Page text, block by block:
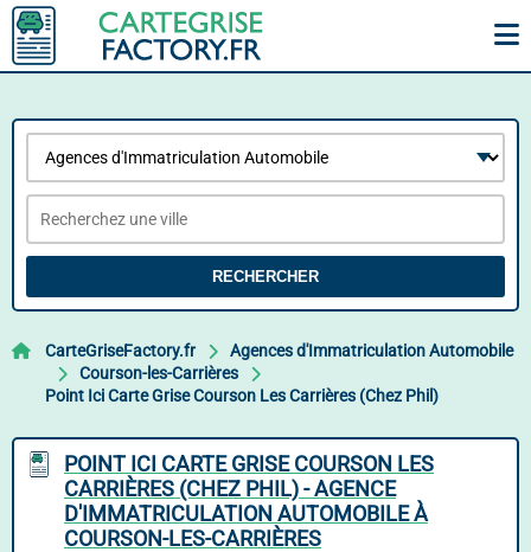
RECHERCHER
CarteGriseFactory.fr
Agences d'Immatriculation Automobile
Courson-les-Carrières
Point Ici Carte Grise Courson Les Carrières (Chez Phil)
POINT ICI CARTE GRISE COURSON LES
CARRIÈRES (CHEZ PHIL) - AGENCE
D'IMMATRICULATION AUTOMOBILE À
COURSON-LES-CARRIÈRES